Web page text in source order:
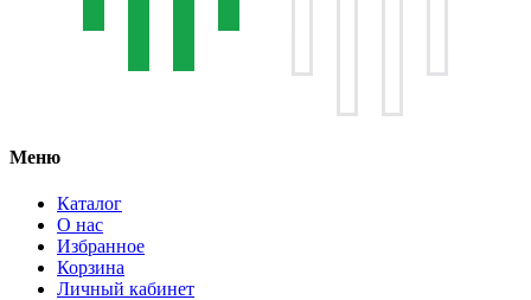
Меню
Каталог
О нас
Избранное
Корзина
Личный кабинет